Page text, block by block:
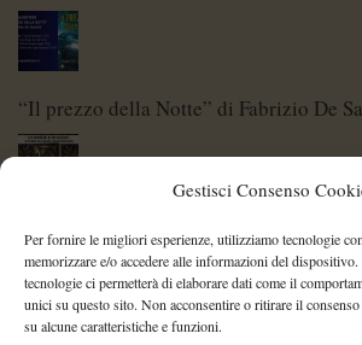
Gestisci Consenso
Per fornire le migliori esperienze, utilizziamo tecnologie
memorizzare e/o accedere alle informazioni del
tecnologie ci permetterà di elaborare dati come il
unici su questo sito. Non acconsentire o ritirare il
su alcune caratteristiche e funzioni.
“Il prezzo della Notte” di Fabrizio De
Di Spade e di Eroi – Storie di Lame